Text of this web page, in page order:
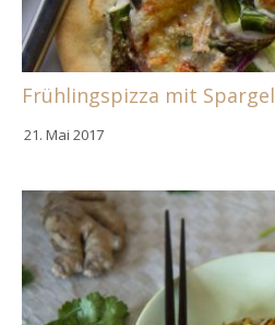
Frühlingspizza mit Spargel
21. Mai 2017